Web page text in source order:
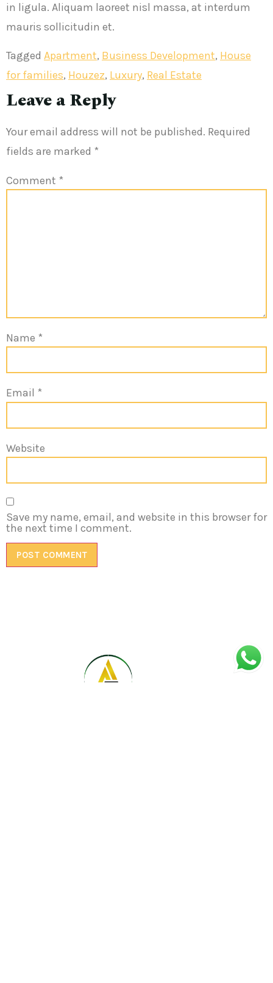
in ligula. Aliquam laoreet nisl massa, at interdum
mauris sollicitudin et.
Tagged Apartment, Business Development, House
for families, Houzez, Luxury, Real Estate
Leave a Reply
Your email address will not be published. Required
fields are marked *
Comment *
Name *
Email *
Website
Save my name, email, and website in this browser for
the next time I comment.